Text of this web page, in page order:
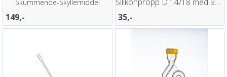
Skummende-Skyllemiddel
149,-
35,-